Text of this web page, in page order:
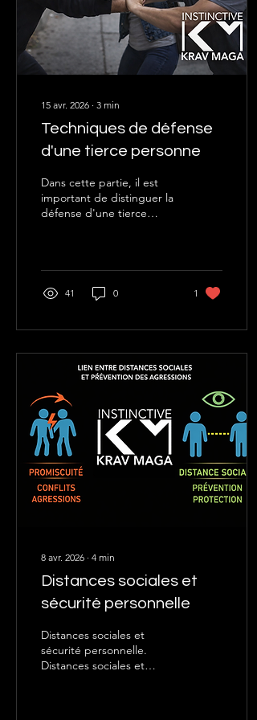
attaque survient très
rarement dans un dojo,
avec un adversaire...
15 avr. 2026 ∙ 3 min
Techniques de défense
d'une tierce personne
Dans cette partie, il est
important de distinguer la
défense d'une tierce
protections rapprochées
professionnelles armées ou
non au profit d'un "client".
des individus se pose dans
des contextes très variés,
allant de situations
spontanées dans l’espace
public à des dispositifs
hautement organisés pour
protéger des
personnalités. Défendre un
inconnu dans la rue relève
souvent d’une réaction
immédiate...
41 0 1
8 avr. 2026 ∙ 4 min
Distances sociales et
sécurité personnelle
Distances sociales et
sécurité personnelle.
Distances sociales et